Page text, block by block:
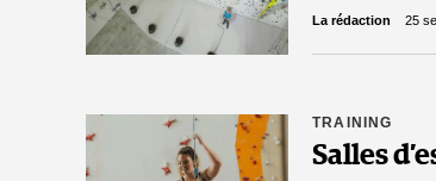
La rédaction 25
TRAINING
Salles